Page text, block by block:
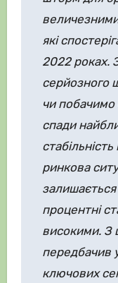
які
2022 роках.
серйозного
чи побачимо
спади
ринкова
залишається
процентні
високими. З
передбачив
ключових